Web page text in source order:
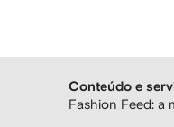
Conteúdo e
Fashion Feed: a